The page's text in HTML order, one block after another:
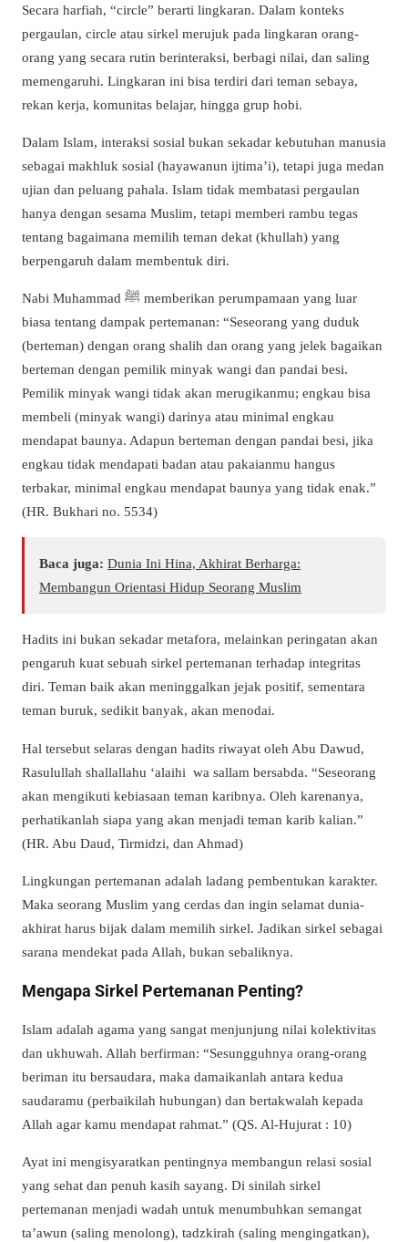
Secara harfiah, “circle” berarti lingkaran. Dalam konteks
pergaulan, circle atau sirkel merujuk pada lingkaran orang-
orang yang secara rutin berinteraksi, berbagi nilai, dan saling
memengaruhi. Lingkaran ini bisa terdiri dari teman sebaya,
rekan kerja, komunitas belajar, hingga grup hobi.
Dalam Islam, interaksi sosial bukan sekadar kebutuhan manusia
sebagai makhluk sosial (hayawanun ijtima’i), tetapi juga medan
ujian dan peluang pahala. Islam tidak membatasi pergaulan
hanya dengan sesama Muslim, tetapi memberi rambu tegas
tentang bagaimana memilih teman dekat (khullah) yang
berpengaruh dalam membentuk diri.
Nabi Muhammad ﷺ memberikan perumpamaan yang luar
biasa tentang dampak pertemanan: “Seseorang yang duduk
(berteman) dengan orang shalih dan orang yang jelek bagaikan
berteman dengan pemilik minyak wangi dan pandai besi.
Pemilik minyak wangi tidak akan merugikanmu; engkau bisa
membeli (minyak wangi) darinya atau minimal engkau
mendapat baunya. Adapun berteman dengan pandai besi, jika
engkau tidak mendapati badan atau pakaianmu hangus
terbakar, minimal engkau mendapat baunya yang tidak enak.”
(HR. Bukhari no. 5534)
Baca juga: Dunia Ini Hina, Akhirat Berharga:
Membangun Orientasi Hidup Seorang Muslim
Hadits ini bukan sekadar metafora, melainkan peringatan akan
pengaruh kuat sebuah sirkel pertemanan terhadap integritas
diri. Teman baik akan meninggalkan jejak positif, sementara
teman buruk, sedikit banyak, akan menodai.
Hal tersebut selaras dengan hadits riwayat oleh Abu Dawud,
Rasulullah shallallahu ‘alaihi wa sallam bersabda. “Seseorang
akan mengikuti kebiasaan teman karibnya. Oleh karenanya,
perhatikanlah siapa yang akan menjadi teman karib kalian.”
(HR. Abu Daud, Tirmidzi, dan Ahmad)
Lingkungan pertemanan adalah ladang pembentukan karakter.
Maka seorang Muslim yang cerdas dan ingin selamat dunia-
akhirat harus bijak dalam memilih sirkel. Jadikan sirkel sebagai
sarana mendekat pada Allah, bukan sebaliknya.
Mengapa Sirkel Pertemanan Penting?
Islam adalah agama yang sangat menjunjung nilai kolektivitas
dan ukhuwah. Allah berfirman: “Sesungguhnya orang-orang
beriman itu bersaudara, maka damaikanlah antara kedua
saudaramu (perbaikilah hubungan) dan bertakwalah kepada
Allah agar kamu mendapat rahmat.” (QS. Al-Hujurat : 10)
Ayat ini mengisyaratkan pentingnya membangun relasi sosial
yang sehat dan penuh kasih sayang. Di sinilah sirkel
pertemanan menjadi wadah untuk menumbuhkan semangat
ta’awun (saling menolong), tadzkirah (saling mengingatkan),